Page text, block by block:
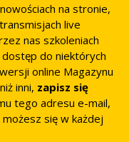
na stronie,
live
nas szkoleniach
do niektórych
online Magazynu
inni, zapisz się
tego adresu e-mail,
się w każdej